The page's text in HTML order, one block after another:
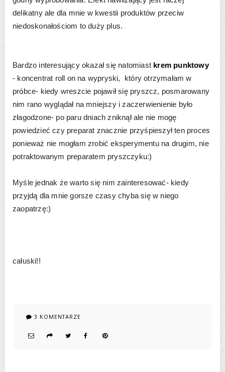
delikatny ale dla mnie w kwestii produktów przeciw
niedoskonałościom to duży plus.
Bardzo interesujący okazał się natomiast krem punktowy
- koncentrat roll on na wypryski, który otrzymałam w
próbce- kiedy wreszcie pojawił się pryszcz, posmarowany
nim rano wyglądał na mniejszy i zaczerwienienie było
złagodzone- po paru dniach zniknął ale nie mogę
powiedzieć czy preparat znacznie przyśpieszył ten proces
ponieważ nie mogłam zrobić eksperymentu na drugim, nie
potraktowanym preparatem pryszczyku:)
Myśle jednak że warto się nim zainteresować- kiedy
przyjdą dla mnie gorsze czasy chyba się w niego
zaopatrzę:)
całuski!!
3 KOMENTARZE